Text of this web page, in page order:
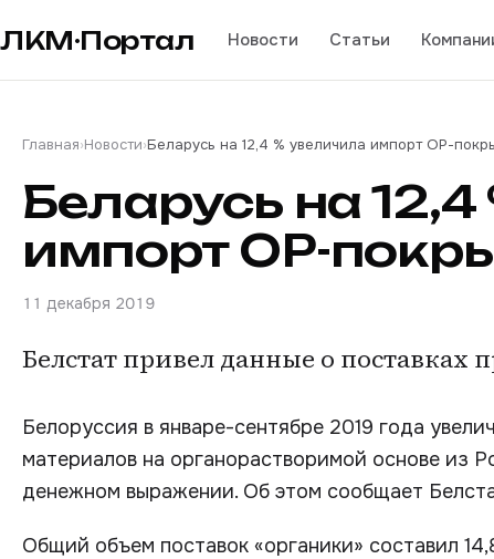
ЛКМ·Портал Новости Статьи
Главная›Новости›Беларусь на 12,4 % увеличила импорт ОР-
Беларусь на
импорт ОР-
11 декабря 2019
Белстат привел данные о поставках
Белоруссия в январе-сентябре 2019 года
материалов на органорастворимой основе из
денежном выражении. Об этом сообщает
Общий объем поставок «органики» составил